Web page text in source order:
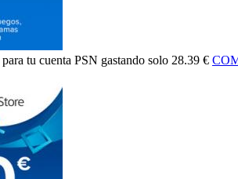
para tu cuenta PSN gastando solo 28.39 €